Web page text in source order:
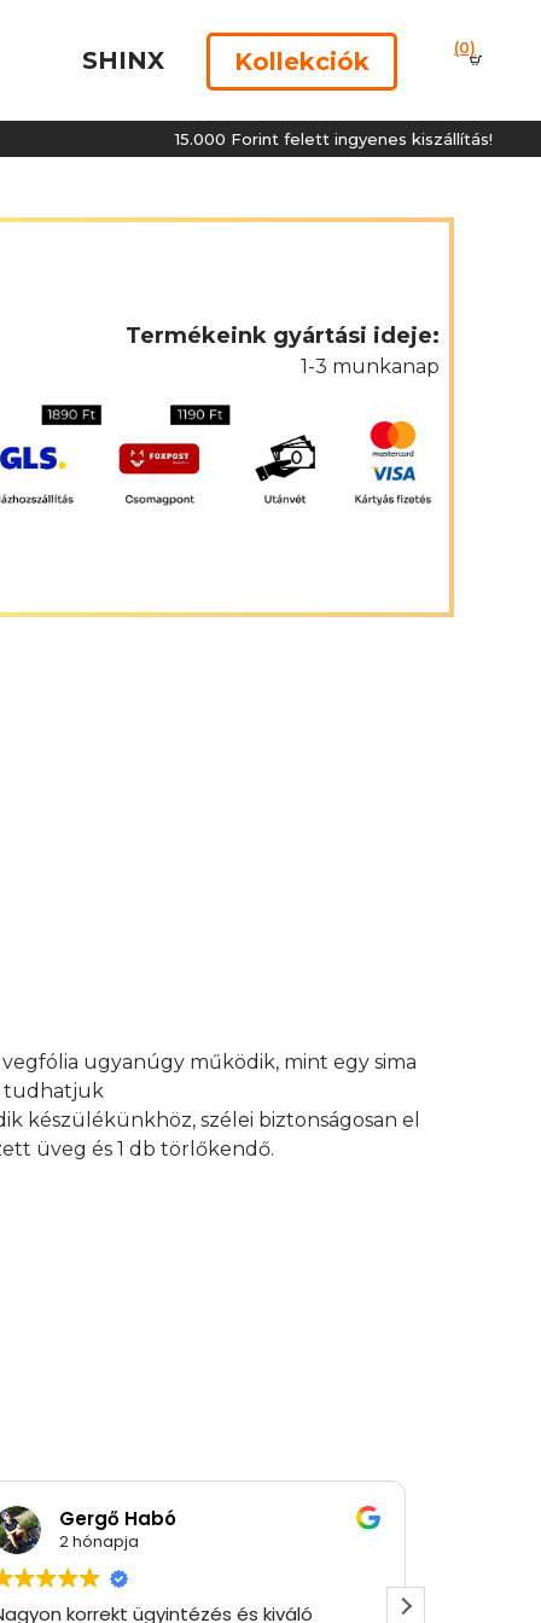
SHINX Kollekciók (0)
15.000 Forint felett ingyenes kiszállítás!
Termékeink gyártási ideje:
1-3 munkanap
ugyanúgy működik, mint egy sima
tudhatjuk
készülékünkhöz, szélei biztonságosan el
üveg és 1 db törlőkendő.
Gergő Habó
2 hónapja
korrekt ügyintézés és kiváló